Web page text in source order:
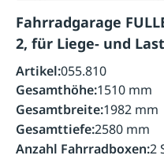
Fahrradgarage
2, für Liege- und
Artikel:055.810
Gesamthöhe:1510 mm
Gesamtbreite:1982 mm
Gesamttiefe:2580 mm
Anzahl Fahrradboxen:2